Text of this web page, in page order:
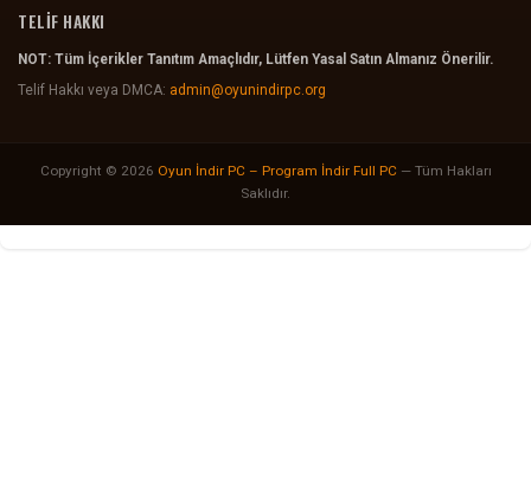
TELİF HAKKI
NOT: Tüm İçerikler Tanıtım Amaçlıdır, Lütfen Yasal Satın Almanız Önerilir.
Telif Hakkı veya DMCA: admin@oyunindirpc.org
Copyright © 2026 Oyun İndir PC – Program İndir Full PC — Tüm Hakları
Saklıdır.